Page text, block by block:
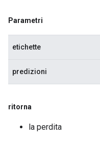
Parametri
etichette
predizioni
ritorna
la perdita